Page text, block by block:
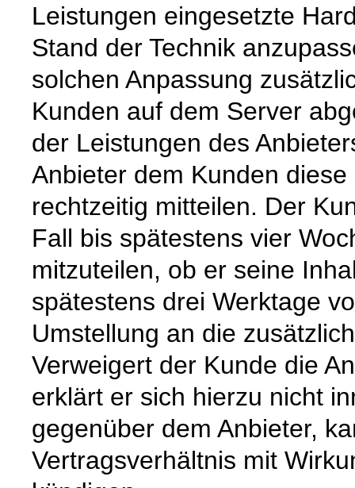
Leistungen eingesetzte
Stand der Technik
solchen Anpassung
Kunden auf dem Server
der Leistungen des
Anbieter dem Kunden
rechtzeitig mitteilen. Der
Fall bis spätestens vier
mitzuteilen, ob er seine
spätestens drei Werktage
Umstellung an die
Verweigert der Kunde die
erklärt er sich hierzu nicht
gegenüber dem Anbieter,
Vertragsverhältnis mit